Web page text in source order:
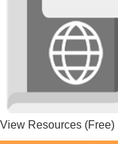
View Resources (Free)